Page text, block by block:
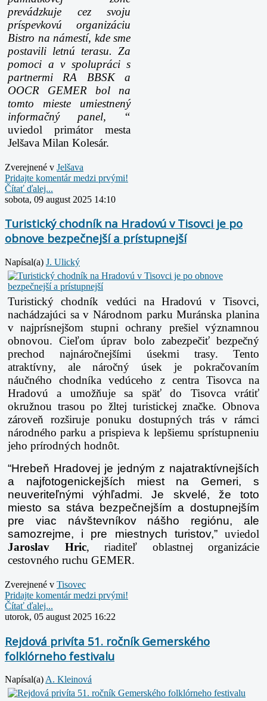
prevádzkuje cez svoju
príspevkovú organizáciu
Bistro na námestí, kde sme
postavili letnú terasu. Za
pomoci a v spolupráci s
partnermi RA BBSK a
OOCR GEMER bol na
tomto mieste umiestnený
informačný panel, “
uviedol primátor mesta
Jelšava Milan Kolesár.
Zverejnené v Jelšava
Pridajte komentár medzi prvými!
Čítať ďalej...
sobota, 09 august 2025 14:10
Turistický chodník na Hradovú v Tisovci je po
obnove bezpečnejší a prístupnejší
Napísal(a) J. Ulický
Turistický chodník vedúci na Hradovú v Tisovci,
nachádzajúci sa v Národnom parku Muránska planina
v najprísnejšom stupni ochrany prešiel významnou
obnovou. Cieľom úprav bolo zabezpečiť bezpečný
prechod najnáročnejšími úsekmi trasy. Tento
atraktívny, ale náročný úsek je pokračovaním
náučného chodníka vedúceho z centra Tisovca na
Hradovú a umožňuje sa späť do Tisovca vrátiť
okružnou trasou po žltej turistickej značke. Obnova
zároveň rozširuje ponuku dostupných trás v rámci
národného parku a prispieva k lepšiemu sprístupneniu
jeho prírodných hodnôt.
“Hrebeň Hradovej je jedným z najatraktívnejších
a najfotogenickejších miest na Gemeri, s
neuveriteľnými výhľadmi. Je skvelé, že toto
miesto sa stáva bezpečnejším a dostupnejším
pre viac návštevníkov nášho regiónu, ale
samozrejme, i pre miestnych turistov,”uviedol
Jaroslav Hric, riaditeľ oblastnej organizácie
cestovného ruchu GEMER.
Zverejnené v Tisovec
Pridajte komentár medzi prvými!
Čítať ďalej...
utorok, 05 august 2025 16:22
Rejdová privíta 51. ročník Gemerského
folklórneho festivalu
Napísal(a) A. Kleinová